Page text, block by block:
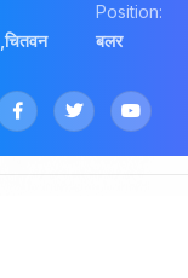
,चितवन
Position:
बलर